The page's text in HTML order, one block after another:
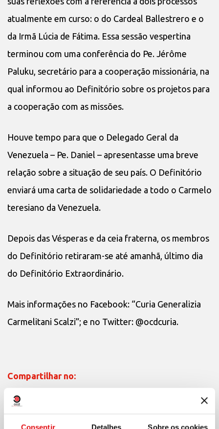
Consentir Detalhes Sobre os cookies
atualmente em curso: o do Cardeal Ballestrero e o
da Irmã Lúcia de Fátima. Essa sessão vespertina
terminou com uma conferência do Pe. Jérôme
Paluku, secretário para a cooperação missionária, na
qual informou ao Definitório sobre os projetos para
a cooperação com as missões.
Houve tempo para que o Delegado Geral da
Venezuela – Pe. Daniel – apresentasse uma breve
relação sobre a situação de seu país. O Definitório
enviará uma carta de solidariedade a todo o Carmelo
teresiano da Venezuela.
Depois das Vésperas e da ceia fraterna, os membros
do Definitório retiraram-se até amanhã, último dia
do Definitório Extraordinário.
Mais informações no Facebook: “Curia Generalizia
Carmelitani Scalzi”; e no Twitter: @ocdcuria.
Compartilhar no: